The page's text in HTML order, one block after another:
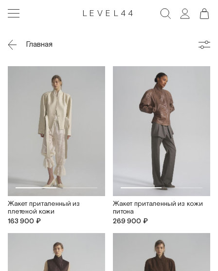
LEVEL44
Главная
Жакет приталенный из
плетеной кожи
163 900 ₽
Жакет приталенный из кожи
питона
269 900 ₽